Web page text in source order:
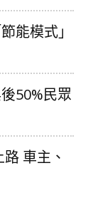
能模式」
50%民眾
車主、